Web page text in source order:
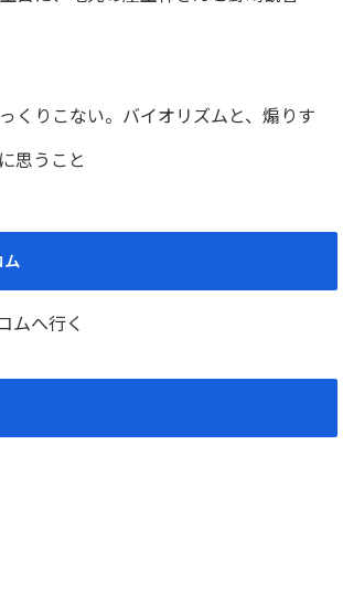
くりこない。バイオリズムと、煽りす
思うこと
ム
ムへ行く